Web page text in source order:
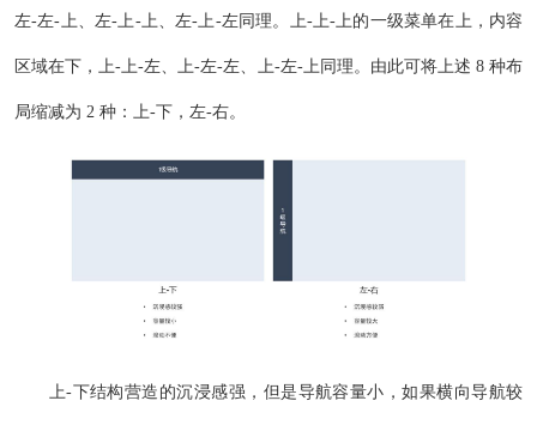
左-左-上、左-上-上、左-上-左同理。上-上-上的一级菜单在上，内容
区域在下，上-上-左、上-左-左、上-左-上同理。由此可将上述 8 种布
局缩减为 2 种：上-下，左-右。
上-下结构营造的沉浸感强，但是导航容量小，如果横向导航较